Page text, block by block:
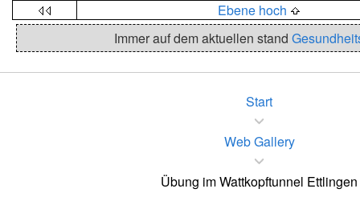
Ebene hoch
Immer auf dem aktuellen stand
Start
Web Gallery
Übung im Wattkopftunnel Ettlingen